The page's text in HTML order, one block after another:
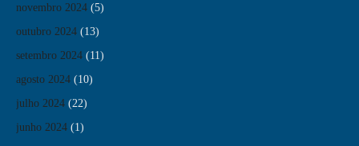
novembro 2024 (5)
outubro 2024 (13)
setembro 2024 (11)
agosto 2024 (10)
julho 2024 (22)
junho 2024 (1)